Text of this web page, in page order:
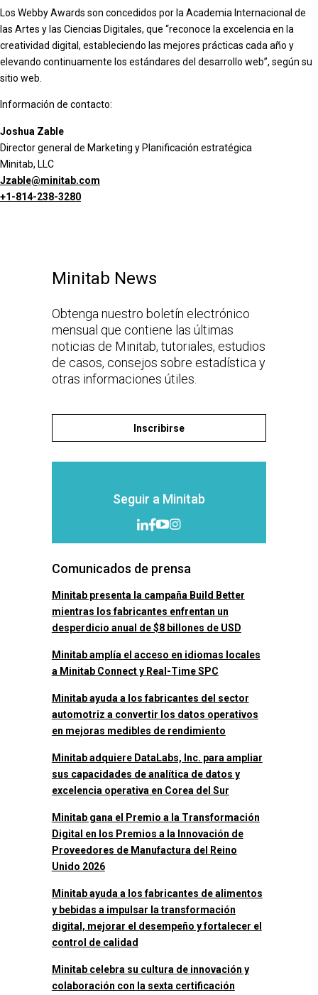
Los Webby Awards son concedidos por la Academia Internacional de
las Artes y las Ciencias Digitales, que “reconoce la excelencia en la
creatividad digital, estableciendo las mejores prácticas cada año y
elevando continuamente los estándares del desarrollo web”, según su
sitio web.
Información de contacto:
Joshua Zable
Director general de Marketing y Planificación estratégica
Minitab, LLC
Jzable@minitab.com
+1-814-238-3280
Minitab News
Obtenga nuestro boletín electrónico
mensual que contiene las últimas
noticias de Minitab, tutoriales, estudios
de casos, consejos sobre estadística y
otras informaciones útiles.
Inscribirse
Seguir a Minitab
Comunicados de prensa
Minitab presenta la campaña Build Better
mientras los fabricantes enfrentan un
desperdicio anual de $8 billones de USD
Minitab amplía el acceso en idiomas locales
a Minitab Connect y Real-Time SPC
Minitab ayuda a los fabricantes del sector
automotriz a convertir los datos operativos
en mejoras medibles de rendimiento
Minitab adquiere DataLabs, Inc. para ampliar
sus capacidades de analítica de datos y
excelencia operativa en Corea del Sur
Minitab gana el Premio a la Transformación
Digital en los Premios a la Innovación de
Proveedores de Manufactura del Reino
Unido 2026
Minitab ayuda a los fabricantes de alimentos
y bebidas a impulsar la transformación
digital, mejorar el desempeño y fortalecer el
control de calidad
Minitab celebra su cultura de innovación y
colaboración con la sexta certificación